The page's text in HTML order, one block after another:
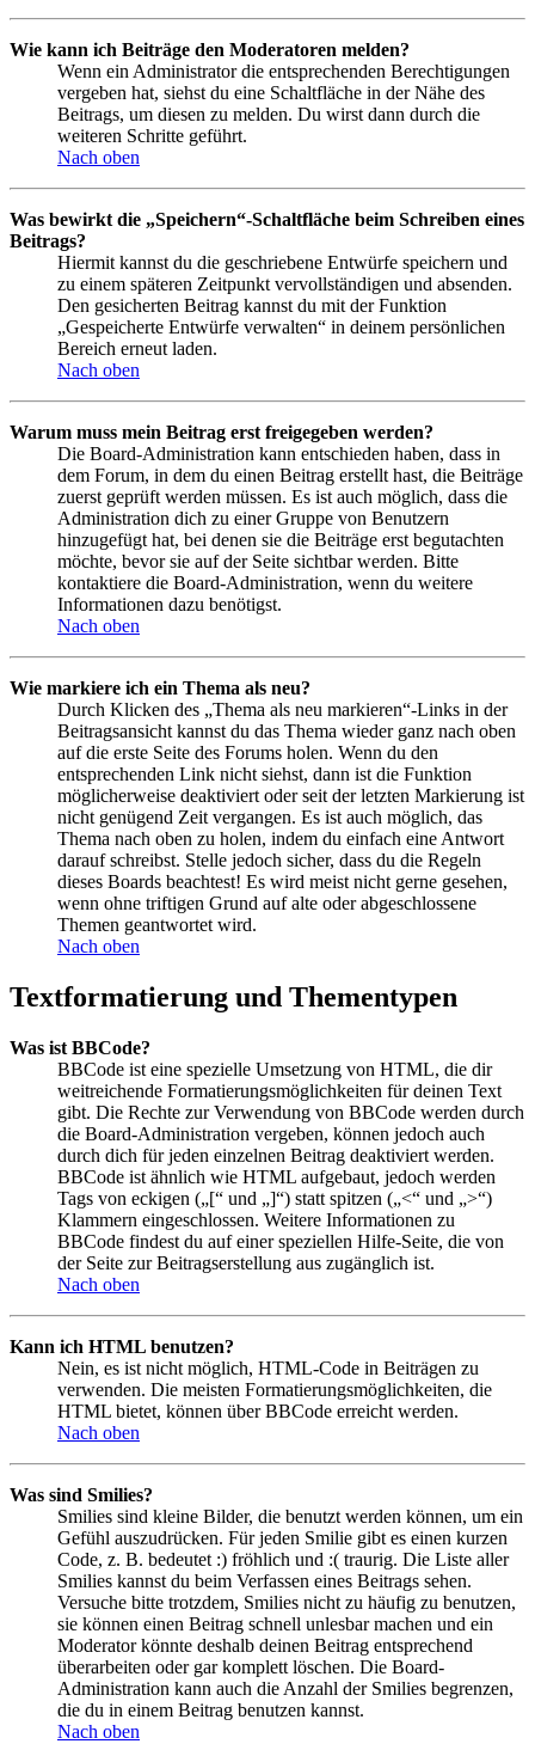
Wie kann ich Beiträge den Moderatoren melden?
Wenn ein Administrator die entsprechenden Berechtigungen
vergeben hat, siehst du eine Schaltfläche in der Nähe des
Beitrags, um diesen zu melden. Du wirst dann durch die
weiteren Schritte geführt.
Nach oben
Was bewirkt die „Speichern“-Schaltfläche beim Schreiben eines
Beitrags?
Hiermit kannst du die geschriebene Entwürfe speichern und
zu einem späteren Zeitpunkt vervollständigen und absenden.
Den gesicherten Beitrag kannst du mit der Funktion
„Gespeicherte Entwürfe verwalten“ in deinem persönlichen
Bereich erneut laden.
Nach oben
Warum muss mein Beitrag erst freigegeben werden?
Die Board-Administration kann entschieden haben, dass in
dem Forum, in dem du einen Beitrag erstellt hast, die Beiträge
zuerst geprüft werden müssen. Es ist auch möglich, dass die
Administration dich zu einer Gruppe von Benutzern
hinzugefügt hat, bei denen sie die Beiträge erst begutachten
möchte, bevor sie auf der Seite sichtbar werden. Bitte
kontaktiere die Board-Administration, wenn du weitere
Informationen dazu benötigst.
Nach oben
Wie markiere ich ein Thema als neu?
Durch Klicken des „Thema als neu markieren“-Links in der
Beitragsansicht kannst du das Thema wieder ganz nach oben
auf die erste Seite des Forums holen. Wenn du den
entsprechenden Link nicht siehst, dann ist die Funktion
möglicherweise deaktiviert oder seit der letzten Markierung ist
nicht genügend Zeit vergangen. Es ist auch möglich, das
Thema nach oben zu holen, indem du einfach eine Antwort
darauf schreibst. Stelle jedoch sicher, dass du die Regeln
dieses Boards beachtest! Es wird meist nicht gerne gesehen,
wenn ohne triftigen Grund auf alte oder abgeschlossene
Themen geantwortet wird.
Nach oben
Textformatierung und Thementypen
Was ist BBCode?
BBCode ist eine spezielle Umsetzung von HTML, die dir
weitreichende Formatierungsmöglichkeiten für deinen Text
gibt. Die Rechte zur Verwendung von BBCode werden durch
die Board-Administration vergeben, können jedoch auch
durch dich für jeden einzelnen Beitrag deaktiviert werden.
BBCode ist ähnlich wie HTML aufgebaut, jedoch werden
Tags von eckigen („[“ und „]“) statt spitzen („<“ und „>“)
Klammern eingeschlossen. Weitere Informationen zu
BBCode findest du auf einer speziellen Hilfe-Seite, die von
der Seite zur Beitragserstellung aus zugänglich ist.
Nach oben
Kann ich HTML benutzen?
Nein, es ist nicht möglich, HTML-Code in Beiträgen zu
verwenden. Die meisten Formatierungsmöglichkeiten, die
HTML bietet, können über BBCode erreicht werden.
Nach oben
Was sind Smilies?
Smilies sind kleine Bilder, die benutzt werden können, um ein
Gefühl auszudrücken. Für jeden Smilie gibt es einen kurzen
Code, z. B. bedeutet :) fröhlich und :( traurig. Die Liste aller
Smilies kannst du beim Verfassen eines Beitrags sehen.
Versuche bitte trotzdem, Smilies nicht zu häufig zu benutzen,
sie können einen Beitrag schnell unlesbar machen und ein
Moderator könnte deshalb deinen Beitrag entsprechend
überarbeiten oder gar komplett löschen. Die Board-
Administration kann auch die Anzahl der Smilies begrenzen,
die du in einem Beitrag benutzen kannst.
Nach oben